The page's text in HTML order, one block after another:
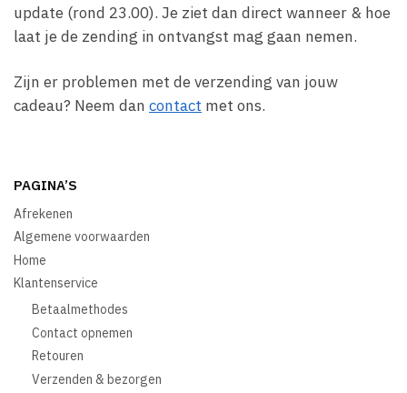
update (rond 23.00). Je ziet dan direct wanneer & hoe
laat je de zending in ontvangst mag gaan nemen.
Zijn er problemen met de verzending van jouw
cadeau? Neem dan contact met ons.
PAGINA’S
Afrekenen
Algemene voorwaarden
Home
Klantenservice
Betaalmethodes
Contact opnemen
Retouren
Verzenden & bezorgen